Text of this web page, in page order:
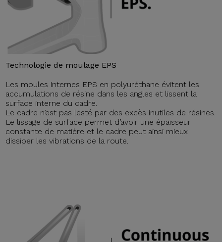
Technologie de moulage EPS
Les moules internes EPS en polyuréthane évitent les
accumulations de résine dans les angles et lissent la
surface interne du cadre.
Le cadre n’est pas lesté par des excès inutiles de résines.
Le lissage de surface permet d’avoir une épaisseur
constante de matière et le cadre peut ainsi mieux
dissiper les vibrations de la route.